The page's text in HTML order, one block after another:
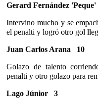
Gerard Fernández 'Peque'
Intervino mucho y se
el penalti y logró otro gol
Juan Carlos Arana 10
Golazo de talento
penalti y otro golazo para
Lago Júnior 3